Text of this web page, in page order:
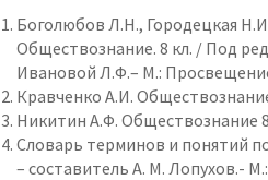
Боголюбов Л.Н., Городецкая
Обществознание. 8 кл. / Под
Ивановой Л.Ф.– М.:
Кравченко А.И.
Никитин А.Ф. Обществознание
Словарь терминов и понятий
– составитель А. М. Лопухов.-